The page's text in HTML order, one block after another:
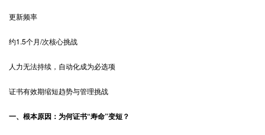
更新频率
约1.5个月/次核心挑战
人力无法持续，自动化成为必选项
证书有效期缩短趋势与管理挑战
一、根本原因：为何证书“寿命”变短？